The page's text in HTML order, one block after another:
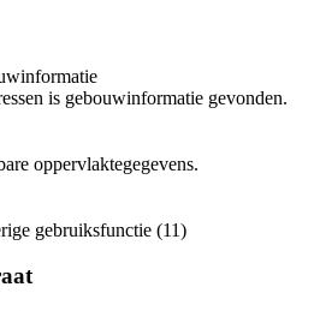
is gebouwinformatie gevonden.
oppervlaktegegevens.
gebruiksfunctie (11)